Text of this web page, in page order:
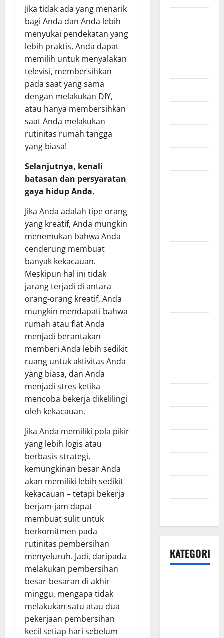
Jika tidak ada yang menarik
bagi Anda dan Anda lebih
menyukai pendekatan yang
lebih praktis, Anda dapat
memilih untuk menyalakan
televisi, membersihkan
pada saat yang sama
dengan melakukan DIY,
atau hanya membersihkan
saat Anda melakukan
rutinitas rumah tangga
yang biasa!
Selanjutnya, kenali
batasan dan persyaratan
gaya hidup Anda.
Jika Anda adalah tipe orang
yang kreatif, Anda mungkin
menemukan bahwa Anda
cenderung membuat
banyak kekacauan.
Meskipun hal ini tidak
jarang terjadi di antara
orang-orang kreatif, Anda
mungkin mendapati bahwa
rumah atau flat Anda
menjadi berantakan
memberi Anda lebih sedikit
ruang untuk aktivitas Anda
yang biasa, dan Anda
menjadi stres ketika
mencoba bekerja dikelilingi
oleh kekacauan.
Jika Anda memiliki pola pikir
yang lebih logis atau
berbasis strategi,
kemungkinan besar Anda
akan memiliki lebih sedikit
kekacauan – tetapi bekerja
berjam-jam dapat
membuat sulit untuk
berkomitmen pada
rutinitas pembersihan
menyeluruh. Jadi, daripada
melakukan pembersihan
besar-besaran di akhir
minggu, mengapa tidak
melakukan satu atau dua
pekerjaan pembersihan
kecil setiap hari sebelum
KATEGORI